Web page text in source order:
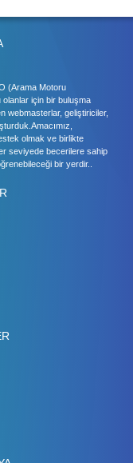
(Arama Motoru
için bir buluşma
webmasterlar, geliştiriciler,
olmak ve birlikte
seviyede becerilere sahip
bir yerdir..